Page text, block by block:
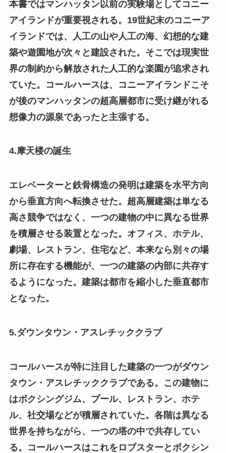
本書ではマンハッタン以前の実験場としてコニー
アイランドが重要視される。19世紀末のコニーア
イランドでは、人工の山や人工の海、幻想的な建
築や遊園地が次々と建設された。そこでは現実世
界の制約から解放された人工的な楽園が追求され
ていた。コールハースは、コニーアイランドこそ
が後のマンハッタンの超高層都市に受け継がれる
想像力の源泉であったと主張する。
4.摩天楼の誕生
エレベーターと鉄骨構造の発明は建築を水平方向
から垂直方向へ転換させた。超高層建築は単なる
高さ競争ではなく、一つの建物の中に異なる世界
を積層させる装置となった。オフィス、ホテル、
劇場、レストラン、住宅など、本来なら別々の場
所に存在する機能が、一つの建築の内部に共存す
るようになった。建築は都市を縮小した垂直都市
となった。
5.ダウンタウン・アスレチッククラブ
コールハースが特に注目した建築の一つがダウン
タウン・アスレチッククラブである。この建物に
はボクシングジム、プール、レストラン、ホテ
ル、社交場などが積層されていた。各階は異なる
世界を持ちながら、一つの塔の中で共存してい
る。コールハースはこれをロブスターとボクシン